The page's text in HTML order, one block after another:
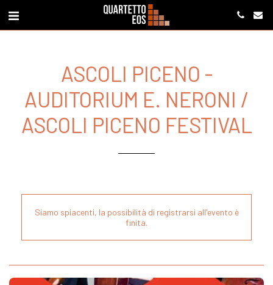
ASCOLI PICENO -
AUDITORIUM E. NERONI /
ASCOLI PICENO FESTIVAL
Siamo spiacenti, la possibilità di registrarsi all'evento è
finita.